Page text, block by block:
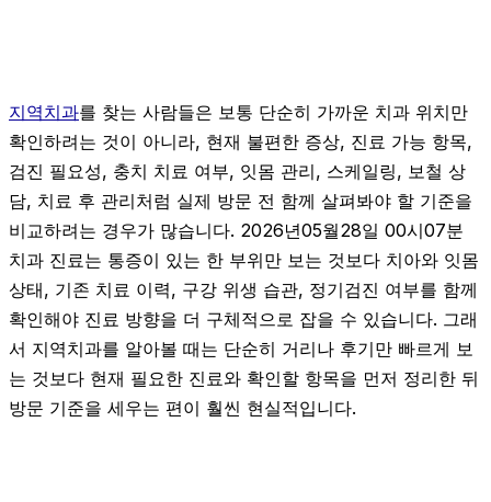
지역치과를 찾는 사람들은 보통 단순히 가까운 치과 위치만
확인하려는 것이 아니라, 현재 불편한 증상, 진료 가능 항목,
검진 필요성, 충치 치료 여부, 잇몸 관리, 스케일링, 보철 상
담, 치료 후 관리처럼 실제 방문 전 함께 살펴봐야 할 기준을
비교하려는 경우가 많습니다. 2026년05월28일 00시07분
치과 진료는 통증이 있는 한 부위만 보는 것보다 치아와 잇몸
상태, 기존 치료 이력, 구강 위생 습관, 정기검진 여부를 함께
확인해야 진료 방향을 더 구체적으로 잡을 수 있습니다. 그래
서 지역치과를 알아볼 때는 단순히 거리나 후기만 빠르게 보
는 것보다 현재 필요한 진료와 확인할 항목을 먼저 정리한 뒤
방문 기준을 세우는 편이 훨씬 현실적입니다.